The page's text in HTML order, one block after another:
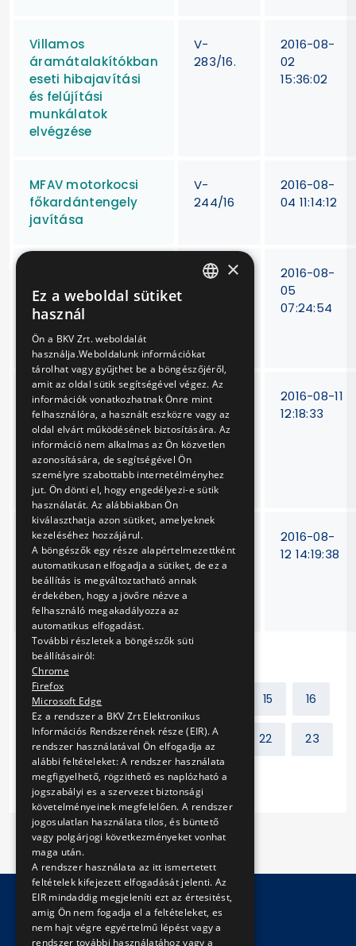
Villamos
áramátalakítókban
eseti hibajavítási
és felújítási
munkálatok
elvégzése
V-
283/16.
2016-08-
02
15:36:02
MFAV motorkocsi
főkardántengely
javítása
V-
244/16
2016-08-
04 11:14:12
munkákhoz
szükséges
pályafenntartási
kisgépek bérlése
V-
2016-08-
05
07:24:54
Metró motorkocsi
vonszoló-
berendezés
időszakos
karbantartása és
eseti javítása
V-
237/16
2016-08-11
12:18:33
M4 Metro –
veszélyes hulladék
üzemi gyűjtő
konténer szállítása
és telepítése
110/16.
2016-08-
12 14:19:38
Előző 15 16
17 18 19 20 21 22 23
Következő
© Copyright 2026 BKV Zrt.
×
Ez a weboldal sütiket
használ
Ön a BKV Zrt. weboldalát
használja.Weboldalunk információkat
tárolhat vagy gyűjthet be a böngészőjéről,
amit az oldal sütik segítségével végez. Az
információk vonatkozhatnak Önre mint
felhasználóra, a használt eszközre vagy az
oldal elvárt működésének biztosítására. Az
információ nem alkalmas az Ön közvetlen
azonosítására, de segítségével Ön
személyre szabottabb internetélményhez
jut. Ön dönti el, hogy engedélyezi-e sütik
használatát. Az alábbiakban Ön
kiválaszthatja azon sütiket, amelyeknek
kezeléséhez hozzájárul.
A böngészők egy része alapértelmezettként
automatikusan elfogadja a sütiket, de ez a
beállítás is megváltoztatható annak
érdekében, hogy a jövőre nézve a
felhasználó megakadályozza az
automatikus elfogadást.
További részletek a böngészők süti
beállításairól:
Chrome
Firefox
Microsoft Edge
Ez a rendszer a BKV Zrt Elektronikus
Információs Rendszerének része (EIR). A
rendszer használatával Ön elfogadja az
alábbi feltételeket: A rendszer használata
megfigyelhető, rögzithető es naplózható a
jogszabályi es a szervezet biztonsági
követelményeinek megfelelően. A rendszer
jogosulatlan használata tilos, és büntető
vagy polgárjogi következményeket vonhat
maga után.
A rendszer használata az itt ismertetett
feltételek kifejezett elfogadását jelenti. Az
EIR mindaddig megjeleníti ezt az értesitést,
amig Ön nem fogadja el a feltételeket, es
nem hajt végre egyértelmű lépést vagy a
rendszer további használatához vagy a